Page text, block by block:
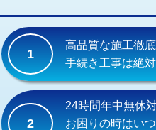
交換・取付(単水栓（壁付・デ
式）)
交換・取付(混合水栓（壁付・
式・ワンホール）)
交換・取付(排水栓・排水トラ
（P/S/ポップアップ））
1
高品質な施工徹底
手続き工事は絶
2
24時間年中無休
お困りの時はい